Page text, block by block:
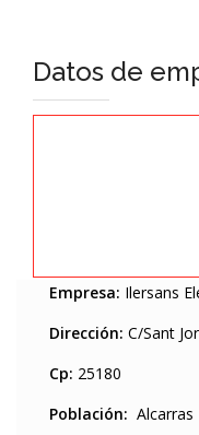
Datos de
Empresa: Ilersans
Dirección: C/Sant
Cp: 25180
Población: Alcarras